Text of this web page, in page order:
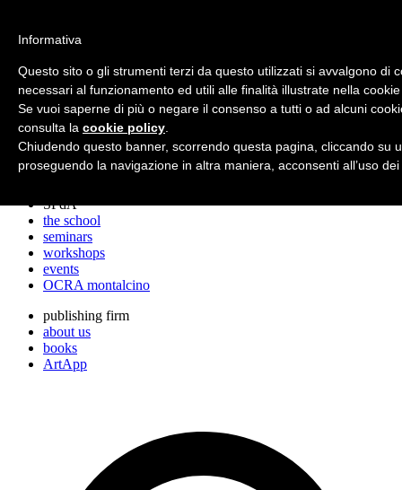
archos
the studio
projects
lectures
press cuttings
SPdA
the school
seminars
workshops
events
OCRA montalcino
publishing firm
about us
books
ArtApp
Informativa
Questo sito o gli strumenti terzi da questo utilizzati si avvalgono di
necessari al funzionamento ed utili alle finalità illustrate nella
Se vuoi saperne di più o negare il consenso a tutti o ad alcuni
consulta la cookie policy
Chiudendo questo banner, scorrendo questa pagina, cliccando su
proseguendo la navigazione in altra maniera, acconsenti all’uso